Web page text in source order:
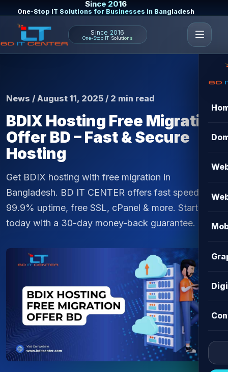
Since 2016
One-Stop IT Solutions for Businesses in Bangladesh
Since 2016
One-Stop IT Solutions
News / August 11, 2025 / 2 min read
BDIX Hosting Free Migration
Offer BD – Fast & Secure
Hosting
Get BDIX hosting with free migration in
Bangladesh. BD IT CENTER offers fast speed,
99.9% uptime, free SSL, cPanel & more. Start
today with a 30-day money-back guarantee.